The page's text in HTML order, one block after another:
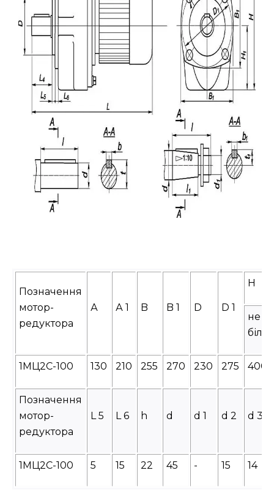
Позначення
мотор-
редуктора
А А 1 B B 1 D D 1
H
не
1МЦ2С-100 130 210 255 270 230 275 400
Позначення
мотор-
редуктора
L 5 L 6 h d d 1 d 2 d 3
1МЦ2С-100 5 15 22 45 - 15 14